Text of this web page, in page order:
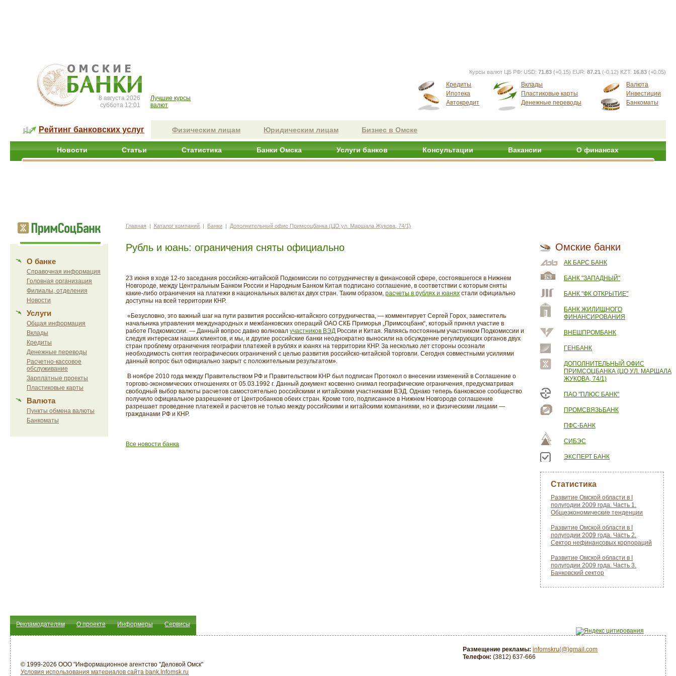
8 августа 2026
суббота 12:01
Лучшие курсы
валют
Курсы валют ЦБ РФ: USD: 71.83 (+0.15) EUR: 87.21 (-0.12) KZT: 16.83 (+0.05)
Кредиты
Ипотека
Автокредит
Вклады
Пластиковые карты
Денежные переводы
Валюта
Инвестиции
Банкоматы
Рейтинг банковских услуг Физическим лицам Юридическим лицам Бизнес в Омске
Новости Статьи Статистика Банки Омска Услуги банков Консультации Вакансии О финансах
О банке
Справочная информация
Головная организация
Филиалы, отделения
Новости
Услуги
Общая информация
Вклады
Кредиты
Денежные переводы
Расчетно-кассовое
обслуживание
Зарплатные проекты
Пластиковые карты
Валюта
Пункты обмена валюты
Банкоматы
Главная | Каталог компаний | Банки | Дополнительный офис Примсоцбанка (ЦО ул. Маршала Жукова, 74/1)
Рубль и юань: ограничения сняты официально
23 июня в ходе 12-го заседания российско-китайской Подкомиссии по сотрудничеству в финансовой сфере, состоявшегося в Нижнем
Новгороде, между Центральным Банком России и Народным Банком Китая подписано соглашение, в соответствии с которым сняты
какие-либо ограничения на платежи в национальных валютах двух стран. Таким образом, расчеты в рублях и юанях стали официально
доступны на всей территории КНР.
«Безусловно, это важный шаг на пути развития российско-китайского сотрудничества, — комментирует Сергей Горох, заместитель
начальника управления международных и межбанковских операций ОАО СКБ Приморья „Примсоцбанк“, который принял участие в
работе Подкомиссии. — Данный вопрос давно волновал участников ВЭД России и Китая. Являясь постоянным участником Подкомиссии и
следуя интересам наших клиентов, и мы, и другие российские банки неоднократно выносили на обсуждение регулирующих органов двух
стран проблему ограничения географии платежей в рублях и юанях на территории КНР. За несколько лет стороны осознали
необходимость снятия географических ограничений с целью развития российско-китайской торговли. Сегодня совместными усилиями
данный вопрос был официально закрыт с положительным результатом».
В ноябре 2010 года между Правительством РФ и Правительством КНР был подписан Протокол о внесении изменений в Соглашение о
торгово-экономических отношениях от 05.03.1992 г. Данный документ косвенно снимал географические ограничения, предусматривая
свободный выбор валюты расчетов самостоятельно российскими и китайскими участниками ВЭД. Однако теперь банковское сообщество
получило официальное разрешение от Центробанков обеих стран. Кроме того, подписанное в Нижнем Новгороде соглашение
разрешает проведение платежей и расчетов не только между российскими и китайскими компаниями, но и физическими лицами —
гражданами РФ и КНР.
Все новости банка
Омские банки
АК БАРС БАНК
БАНК "ЗАПАДНЫЙ"
БАНК "ФК ОТКРЫТИЕ"
БАНК ЖИЛИЩНОГО
ФИНАНСИРОВАНИЯ
ВНЕШПРОМБАНК
ГЕНБАНК
ДОПОЛНИТЕЛЬНЫЙ ОФИС
ПРИМСОЦБАНКА (ЦО УЛ. МАРШАЛА
ЖУКОВА, 74/1)
ПАО "ПЛЮС БАНК"
ПРОМСВЯЗЬБАНК
ПФС-БАНК
СИБЭС
ЭКСПЕРТ БАНК
Статистика
Развитие Омской области в I
полугодии 2009 года. Часть 1.
Общеэкономические тенденции
Развитие Омской области в I
полугодии 2009 года. Часть 2.
Сектор нефинансовых корпораций
Развитие Омской области в I
полугодии 2009 года. Часть 3.
Банковский сектор
Рекламодателям О проекте Информеры Сервисы
© 1999-2026 ООО "Информационное агентство "Деловой Омск"
Условия использования материалов сайта bank.Infomsk.ru
Размещение рекламы: infomskru(@)gmail.com
Телефон: (3812) 637-666